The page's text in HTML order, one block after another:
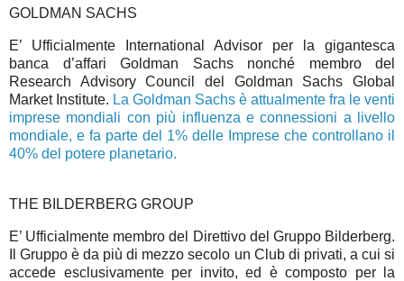
GOLDMAN SACHS
E’ Ufficialmente International Advisor per la gigantesca
banca d’affari Goldman Sachs nonché membro del
Research Advisory Council del Goldman Sachs Global
Market Institute. La Goldman Sachs è attualmente fra le venti
imprese mondiali con più influenza e connessioni a livello
mondiale, e fa parte del 1% delle Imprese che controllano il
40% del potere planetario.
THE BILDERBERG GROUP
E’ Ufficialmente membro del Direttivo del Gruppo Bilderberg.
Il Gruppo è da più di mezzo secolo un Club di privati, a cui si
accede esclusivamente per invito, ed è composto per la